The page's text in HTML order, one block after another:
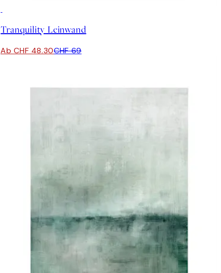
Tranquility Leinwand
Ab CHF 48.30CHF 69